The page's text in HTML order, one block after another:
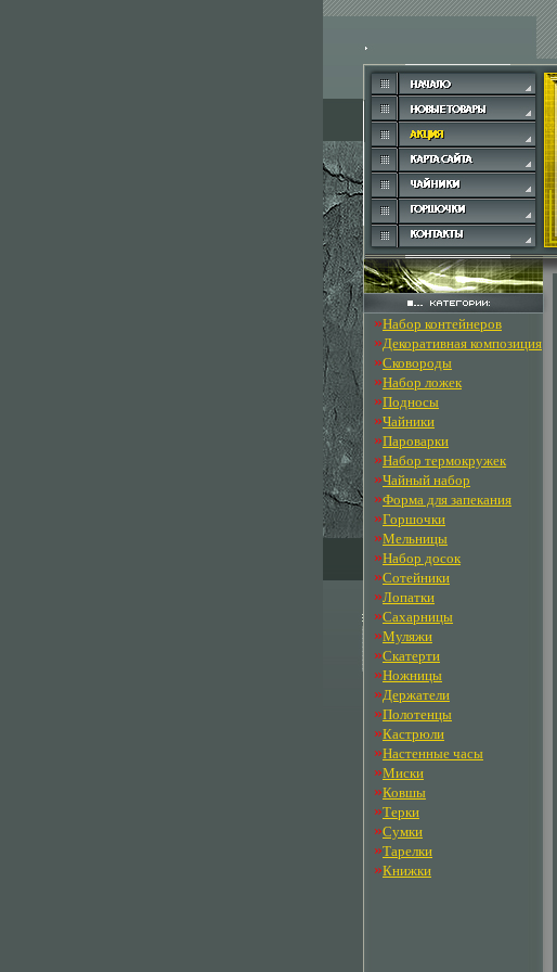
»Набор контейнеров
»Декоративная композиция
»Сковороды
»Набор ложек
»Подносы
»Чайники
»Пароварки
»Набор термокружек
»Чайный набор
»Форма для запекания
»Горшочки
»Мельницы
»Набор досок
»Сотейники
»Лопатки
»Сахарницы
»Муляжи
»Скатерти
»Ножницы
»Держатели
»Полотенцы
»Кастрюли
»Настенные часы
»Миски
»Ковшы
»Терки
»Сумки
»Тарелки
»Книжки